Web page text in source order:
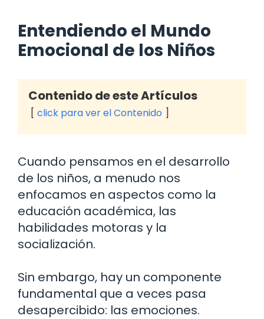
Entendiendo el Mundo
Emocional de los Niños
Contenido de este Artículos
click para ver el Contenido
Cuando pensamos en el desarrollo
de los niños, a menudo nos
enfocamos en aspectos como la
educación académica, las
habilidades motoras y la
socialización.
Sin embargo, hay un componente
fundamental que a veces pasa
desapercibido: las emociones.